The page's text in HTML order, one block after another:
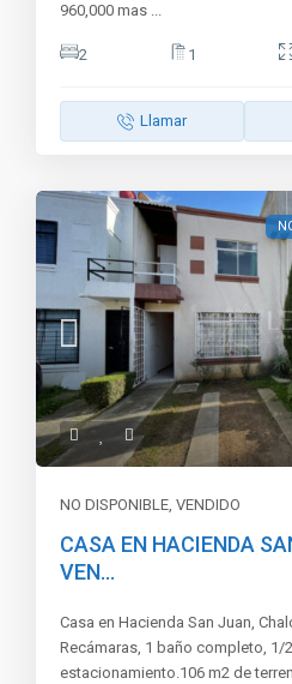
960,000 mas ...
2 1
Llamar
NO DISPONIBLE,VENDIDO
CASA EN HACIENDA
VEN...
Casa en Hacienda San Juan,
Recámaras, 1 baño completo, 1/
estacionamiento.106 m2 de